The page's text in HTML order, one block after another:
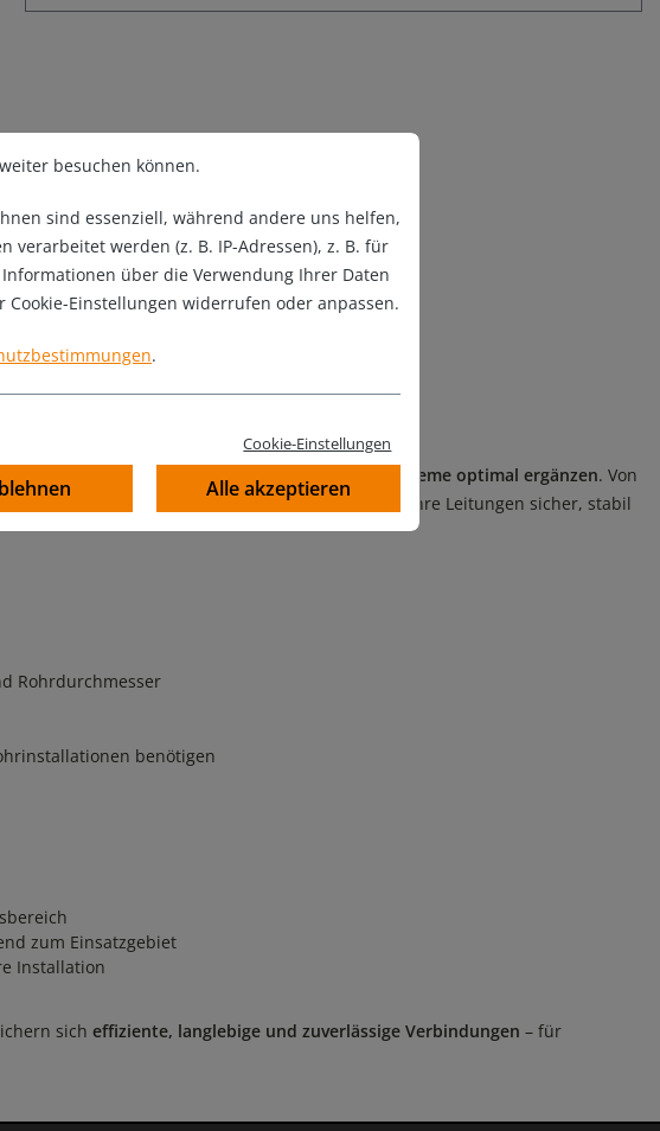
Produkten, die Ihre Schläuche, Rohre und Systeme optimal ergänzen. Von
– unser Zubehör sorgt dafür, dass Ihre Leitungen sicher, stabil
Rohrdurchmesser
benötigen
zum Einsatzgebiet
Installation
sich effiziente, langlebige und zuverlässige Verbindungen – für
besuchen können.
sind essenziell, während andere uns helfen,
verarbeitet werden (z. B. IP-Adressen), z. B. für
über die Verwendung Ihrer Daten
Einstellungen widerrufen oder anpassen.
.
Cookie-Einstellungen
Alle akzeptieren